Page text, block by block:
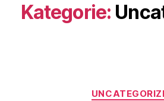
Kategorie: